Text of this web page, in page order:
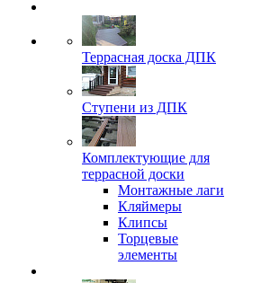
Террасная доска ДПК
Ступени из ДПК
Комплектующие для
террасной доски
Монтажные лаги
Кляймеры
Клипсы
Торцевые
элементы